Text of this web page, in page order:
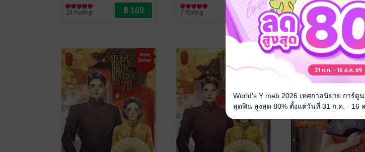
นิยายรักจีนโบราณ
10 Rating
นิยายรักจีนโบราณ
7 Rating
พิเศษ)
นิยายรักจีนโบราณ
1 Rating
World's Y meb 2026 เทศกาลนิยาย การ์
สุดฟิน สูงสุด 80% ตั้งแต่วันที่ 31 ก.ค. - 16